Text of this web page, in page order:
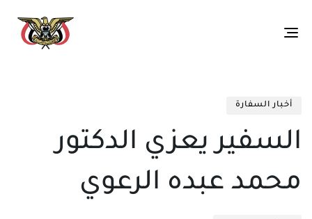
Toggle
أخبار السفارة
السفير يعزي الدكتور
محمد عبده الرعوي